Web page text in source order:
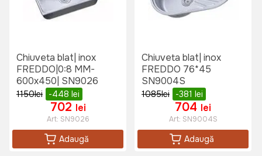
Chiuveta blat| inox
FREDDO|0:8 MM-
600x450| SN9026
1150lei -448 lei
702 lei
Art: SN9026
Adaugă
Chiuveta blat| inox
FREDDO 76*45
SN9004S
1085lei -381 lei
704 lei
Art: SN9004S
Adaugă